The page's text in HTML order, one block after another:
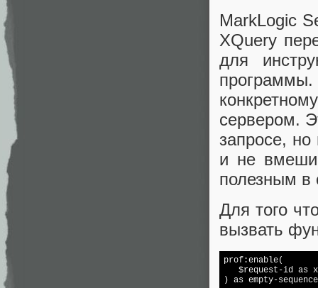
MarkLogic
XQuery
для
сервером.
запросе, но
и не
полезным в
Для того
вызвать
prof:enable(
$request-id as
) as empty-